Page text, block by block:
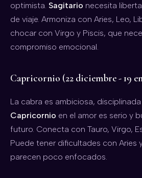
optimista. Sagitario necesita
de viaje. Armoniza con Aries, Leo,
chocar con Virgo y Piscis, que
compromiso emocional.
Capricornio (22 diciembre - 19
La cabra es ambiciosa,
Capricornio en el amor es serio y
futuro. Conecta con Tauro, Virgo,
Puede tener dificultades con Aries
parecen poco enfocados.